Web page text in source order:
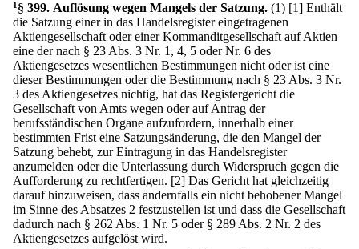
1 § 399. Auflösung wegen Mangels der Satzung. (1) [1] Enthält
die Satzung einer in das Handelsregister eingetragenen
Aktiengesellschaft oder einer Kommanditgesellschaft auf Aktien
eine der nach § 23 Abs. 3 Nr. 1, 4, 5 oder Nr. 6 des
Aktiengesetzes wesentlichen Bestimmungen nicht oder ist eine
dieser Bestimmungen oder die Bestimmung nach § 23 Abs. 3 Nr.
3 des Aktiengesetzes nichtig, hat das Registergericht die
Gesellschaft von Amts wegen oder auf Antrag der
berufsständischen Organe aufzufordern, innerhalb einer
bestimmten Frist eine Satzungsänderung, die den Mangel der
Satzung behebt, zur Eintragung in das Handelsregister
anzumelden oder die Unterlassung durch Widerspruch gegen die
Aufforderung zu rechtfertigen. [2] Das Gericht hat gleichzeitig
darauf hinzuweisen, dass andernfalls ein nicht behobener Mangel
im Sinne des Absatzes 2 festzustellen ist und dass die Gesellschaft
dadurch nach § 262 Abs. 1 Nr. 5 oder § 289 Abs. 2 Nr. 2 des
Aktiengesetzes aufgelöst wird.